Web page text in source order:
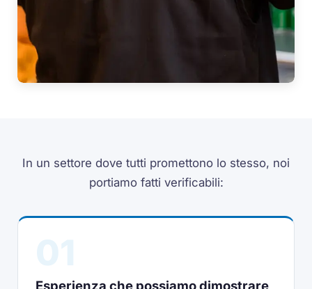
In un settore dove tutti promettono lo stesso, noi
portiamo fatti verificabili:
Esperienza che possiamo dimostrare